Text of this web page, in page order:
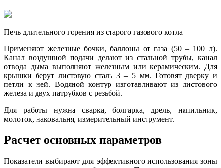
Печь длительного горения из старого газового котла
Применяют железные бочки, баллоны от газа (50 – 100 л).
Канал воздушной подачи делают из стальной трубы, канал
отвода дыма выполняют железным или керамическим. Для
крышки берут листовую сталь 3 – 5 мм. Готовят дверку и
петли к ней. Водяной контур изготавливают из листового
железа и двух патрубков с резьбой.
Для работы нужна сварка, болгарка, дрель, напильник,
молоток, наковальня, измерительный инструмент.
Расчет основных параметров
Показатели выбирают для эффективного использования зоны